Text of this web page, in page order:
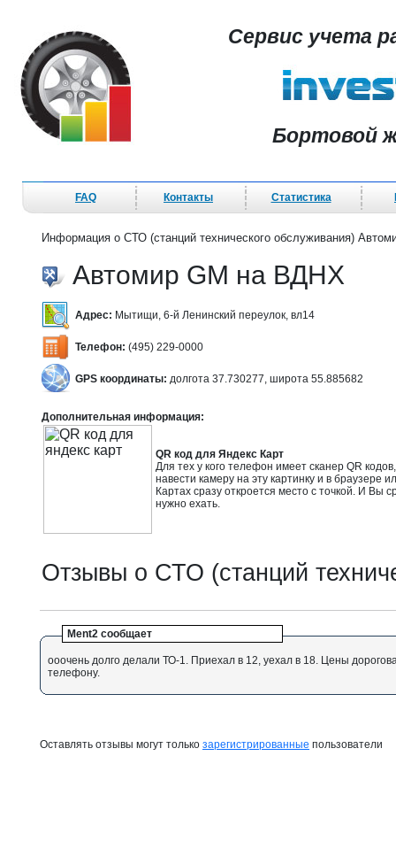
Сервис учета
Бортовой
FAQ Контакты Статистика
Информация о СТО (станций технического обслуживания)
Автомир GM на ВДНХ
Адрес: Мытищи, 6-й Ленинский переулок, вл14
Телефон: (495) 229-0000
GPS координаты: долгота 37.730277, широта 55.885682
Дополнительная информация:
QR код для Яндекс Карт
Для тех у кого телефон имеет сканер QR
навести камеру на эту картинку и в браузере
Картах сразу откроется место с точкой. И Вы
нужно ехать.
Отзывы о СТО (станций
Ment2 сообщает
ооочень долго делали ТО-1. Приехал в 12, уехал в 18. Цены
телефону.
Оставлять отзывы могут только зарегистрированные пользователи